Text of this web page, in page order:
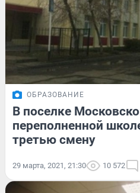
ОБРАЗОВАНИЕ
В поселке
переполненной
третью смену
29 марта, 2021, 21:30 10 572